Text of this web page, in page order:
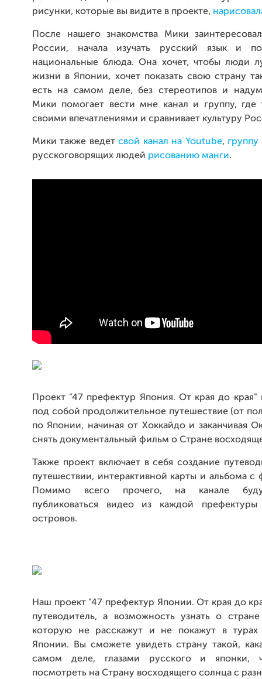
рисунки, которые вы видите в проекте,
После нашего знакомства Мики
России, начала изучать русский язык и
национальные блюда. Она хочет, чтобы люди
жизни в Японии, хочет показать свою страну
есть на самом деле, без стереотипов и
Мики помогает вести мне канал и группу, где
своими впечатлениями и сравнивает культуру
Мики также ведетсвой канал на Youtube, группу
русскоговорящих людей рисованию манги.
Проект "47 префектур Япония. От края до края"
под собой продолжительное путешествие (от
по Японии, начиная от Хоккайдо и заканчивая
снять документальный фильм о Стране
Также проект включает в себя создание
путешествии, интерактивной карты и альбома с
Помимо всего прочего, на канале
публиковаться видео из каждой
островов.
Наш проект "47 префектур Японии. От края до
путеводитель, а возможность узнать о
которую не расскажут и не покажут в
Японии. Вы сможете увидеть страну такой,
самом деле, глазами русского и японки,
посмотреть на Страну восходящего солнца с